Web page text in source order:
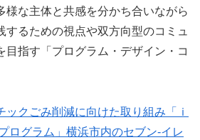
様な主体と共感を分かち合いながら
するための視点や双方向型のコミュ
目指す「プログラム・デザイン・コ
ックごみ削減に向けた取り組み「ｉ
ログラム」横浜市内のセブン-イレ